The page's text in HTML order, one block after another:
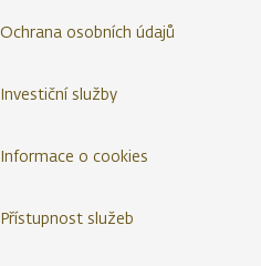
Ochrana osobních údajů
Investiční služby
Informace o cookies
Přístupnost služeb